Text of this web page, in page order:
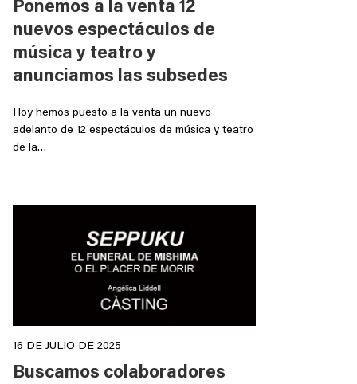
Ponemos a la venta 12
nuevos espectáculos de
música y teatro y
anunciamos las subsedes
Hoy hemos puesto a la venta un nuevo
adelanto de 12 espectáculos de música y teatro
de la…
16 DE JULIO DE 2025
Buscamos colaboradores